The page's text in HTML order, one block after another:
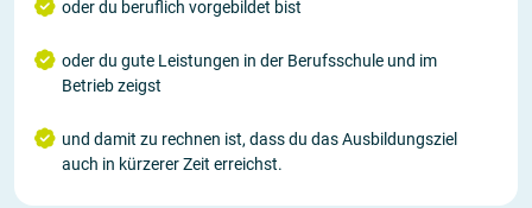
oder du beruflich vorgebildet bist
oder du gute Leistungen in der Berufsschule und im
Betrieb zeigst
und damit zu rechnen ist, dass du das Ausbildungsziel
auch in kürzerer Zeit erreichst.